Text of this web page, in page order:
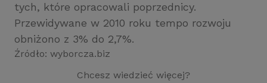
tych, które opracowali poprzednicy.
Przewidywane w 2010 roku tempo rozwoju
obniżono z 3% do 2,7%.
Źródło: wyborcza.biz
Chcesz wiedzieć więcej?